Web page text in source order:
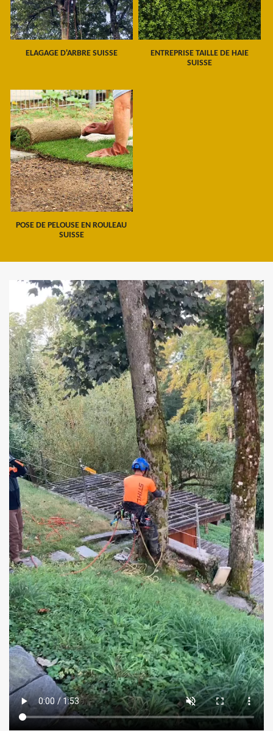
ELAGAGE D'ARBRE SUISSE
ENTREPRISE TAILLE DE HAIE
SUISSE
POSE DE PELOUSE EN ROULEAU
SUISSE